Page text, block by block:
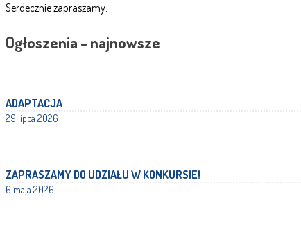
Serdecznie zapraszamy.
Ogłoszenia - najnowsze
ADAPTACJA
29 lipca 2026
ZAPRASZAMY DO UDZIAŁU W KONKURSIE!
6 maja 2026